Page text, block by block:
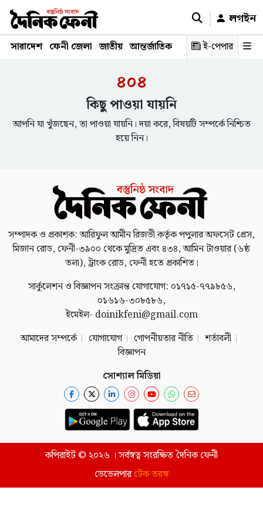
লগইন
সারাদেশ ফেনী জেলা জাতীয় আন্তর্জাতিক রাজনীতি স্বাস্থ্য শিক্ষা
ই-পেপার
৪০৪
কিছু পাওয়া যায়নি
আপনি যা খুঁজছেন, তা পাওয়া যায়নি। দয়া করে, বিষয়টি সম্পর্কে নিশ্চিত
হয়ে নিন।
সম্পাদক ও প্রকাশক: আরিফুল আমীন রিজভী কর্তৃক পপুলার অফসেট প্রেস,
মিজান রোড, ফেনী-৩৯০০ থেকে মুদ্রিত এবং ৪৩৪, আমিন টাওয়ার (৬ষ্ঠ
তলা), ট্রাংক রোড, ফেনী হতে প্রকাশিত।
সার্কুলেশন ও বিজ্ঞাপন সংক্রান্ত যোগাযোগ: ০১৭১৫-৭৭৯৮৫৬,
০১৬১৬-৩০৮৫৮৬,
ইমেইল- doinikfeni@gmail.com
আমাদের সম্পর্কে
যোগাযোগ গোপনীয়তার নীতি
শর্তাবলী
বিজ্ঞাপন
সোশ্যাল মিডিয়া
কপিরাইট © ২০২৬ । সর্বস্বত্ব সংরক্ষিত দৈনিক ফেনী
ডেভেলপারটেক তরঙ্গ